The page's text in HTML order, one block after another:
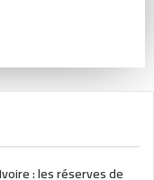
: les réserves de